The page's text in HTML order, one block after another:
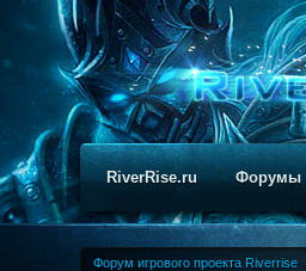
RiverRise.ru Форумы
Форум игрового проекта Riverrise